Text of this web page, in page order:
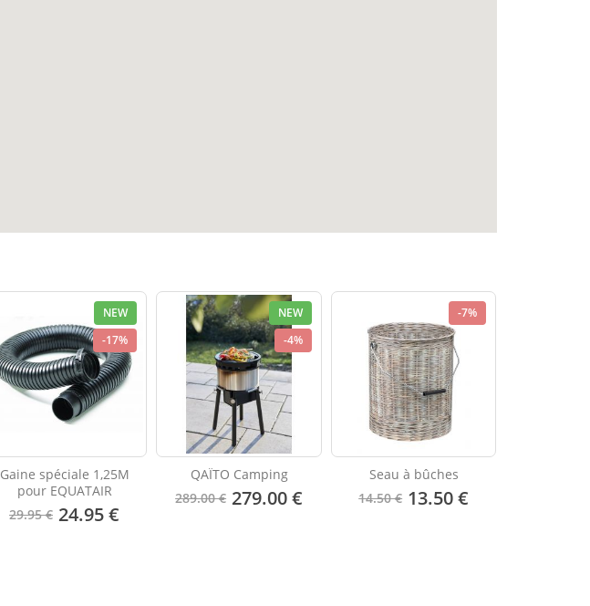
NEW
-17%
Gaine spéciale 1,25M
pour EQUATAIR
29.95 € 24.95 €
NEW
-4%
QAÏTO Camping
289.00 € 279.00 €
-7%
Seau à bûches
14.50 € 13.50 €